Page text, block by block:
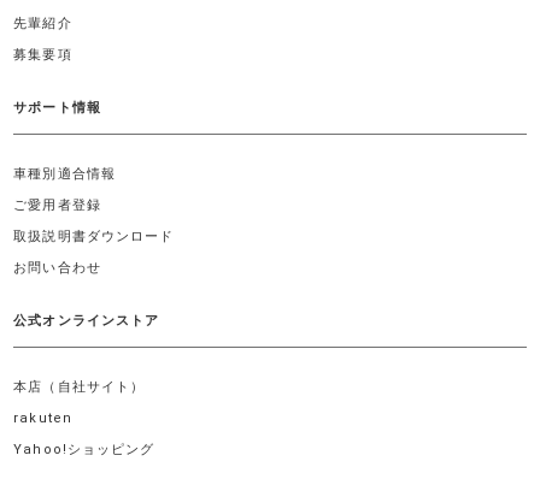
先輩紹介
募集要項
サポート情報
車種別適合情報
ご愛用者登録
取扱説明書ダウンロード
お問い合わせ
公式オンラインストア
本店（自社サイト）
rakuten
Yahoo!ショッピング